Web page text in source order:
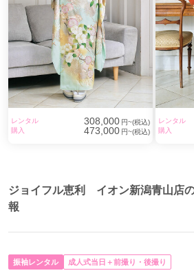
レンタル 308,000 円~(税込)
購入
473,000 円~(税込)
レンタル
購入
ジョイフル恵利 イオン新潟青山店
報
振袖レンタル 成人式当日＋前撮り・後撮り